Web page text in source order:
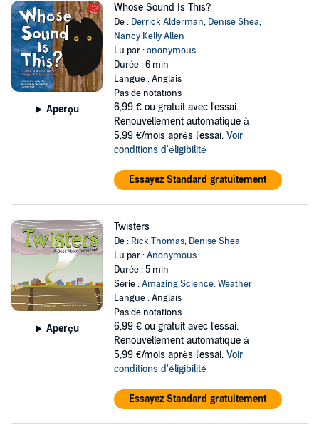
Aperçu
Whose Sound Is This?
De : Derrick Alderman, Denise Shea,
Nancy Kelly Allen
Lu par :anonymous
Durée : 6 min
Langue : Anglais
Pas de notations
6,99 € ou gratuit avec l'essai.
Renouvellement automatique à
5,99 €/mois après l'essai. Voir
conditions d'éligibilité
Essayez Standard gratuitement
Aperçu
Twisters
De : Rick Thomas, Denise Shea
Lu par :Anonymous
Durée : 5 min
Série :Amazing Science: Weather
Langue : Anglais
Pas de notations
6,99 € ou gratuit avec l'essai.
Renouvellement automatique à
5,99 €/mois après l'essai. Voir
conditions d'éligibilité
Essayez Standard gratuitement